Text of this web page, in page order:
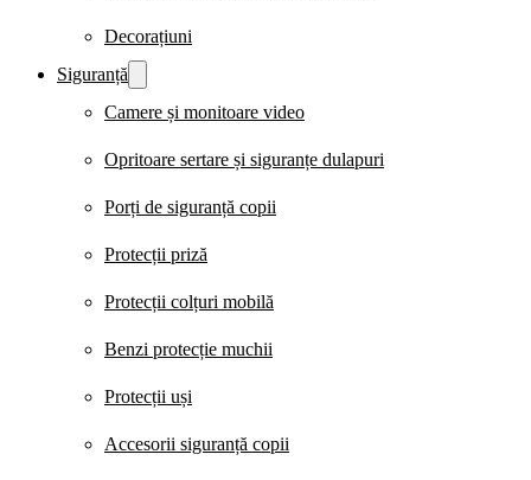
Decorațiuni
Siguranță
Camere și monitoare video
Opritoare sertare și siguranțe dulapuri
Porți de siguranță copii
Protecții priză
Protecții colțuri mobilă
Benzi protecție muchii
Protecții uși
Accesorii siguranță copii